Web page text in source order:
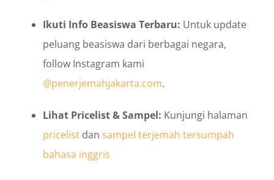
Ikuti Info Beasiswa Terbaru: Untuk update
peluang beasiswa dari berbagai negara,
follow Instagram kami
@penerjemahjakarta.com.
Lihat Pricelist & Sampel: Kunjungi halaman
pricelist dan sampel terjemah tersumpah
bahasa inggris